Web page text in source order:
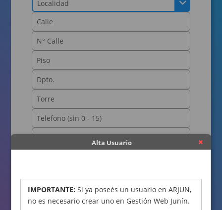
Alta Usuario
IMPORTANTE:Si ya poseés un usuario en ARJUN,
no es necesario crear uno en Gestión Web Junín.